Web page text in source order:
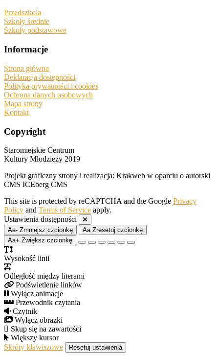
Przedszkola
Szkoły średnie
Szkoły podstawowe
Informacje
Strona główna
Deklaracja dostępności
Polityka prywatności i cookies
Ochrona danych osobowych
Mapa strony
Kontakt
Copyright
Staromiejskie Centrum
Kultury Młodzieży 2019
Projekt graficzny strony i realizacja: Krakweb w oparciu o autorski
CMS ICEberg CMS
This site is protected by reCAPTCHA and the Google Privacy
Policy and Terms of Service apply.
Ustawienia dostępności
Aa- Zmniejsz czcionkę Aa Zresetuj czcionkę
Aa+ Zwiększ czcionkę
Wysokość linii
Odległość między literami
Podświetlenie linków
Wyłącz animacje
Przewodnik czytania
Czytnik
Wyłącz obrazki
Skup się na zawartości
Większy kursor
Skróty klawiszowe
Resetuj ustawienia